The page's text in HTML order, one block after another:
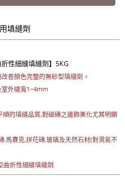
填縫劑
性細縫填縫劑】5KG
善顏色完整的無砂型填縫劑。
室外縫寬1~4mm
的填縫品質,對磁磚之邊飾美化尤其明顯
,馬賽克,拼花磚,玻璃及天然石材(對濕氣不
曲折性細縫填縫劑